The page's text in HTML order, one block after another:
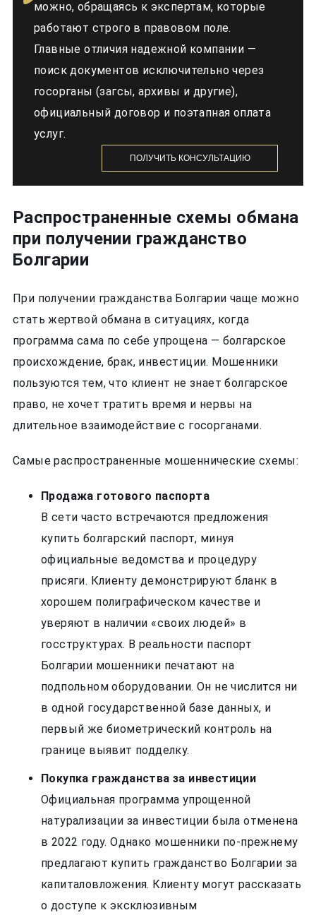
можно, обращаясь к экспертам, которые
работают строго в правовом поле.
Главные отличия надежной компании —
поиск документов исключительно через
госорганы (загсы, архивы и другие),
официальный договор и поэтапная оплата
услуг.
ПОЛУЧИТЬ КОНСУЛЬТАЦИЮ
Распространенные схемы обмана
при получении гражданство
Болгарии
При получении гражданства Болгарии чаще можно
стать жертвой обмана в ситуациях, когда
программа сама по себе упрощена — болгарское
происхождение, брак, инвестиции. Мошенники
пользуются тем, что клиент не знает болгарское
право, не хочет тратить время и нервы на
длительное взаимодействие с госорганами.
Самые распространенные мошеннические схемы:
Продажа готового паспорта
В сети часто встречаются предложения
купить болгарский паспорт, минуя
официальные ведомства и процедуру
присяги. Клиенту демонстрируют бланк в
хорошем полиграфическом качестве и
уверяют в наличии «своих людей» в
госструктурах. В реальности паспорт
Болгарии мошенники печатают на
подпольном оборудовании. Он не числится ни
в одной государственной базе данных, и
первый же биометрический контроль на
границе выявит подделку.
Покупка гражданства за инвестиции
Официальная программа упрощенной
натурализации за инвестиции была отменена
в 2022 году. Однако мошенники по-прежнему
предлагают купить гражданство Болгарии за
капиталовложения. Клиенту могут рассказать
о доступе к эксклюзивным